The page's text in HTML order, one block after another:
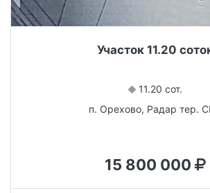
Участок 11.20
11.20 сот.
п. Орехово, Радар тер.
15 800 000